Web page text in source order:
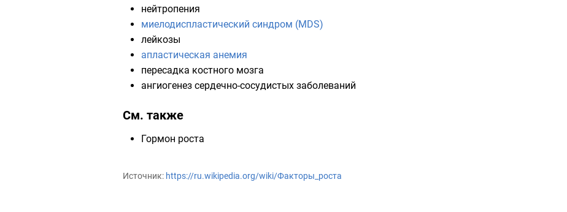
нейтропения
миелодиспластический синдром (MDS)
лейкозы
апластическая анемия
пересадка костного мозга
ангиогенез сердечно-сосудистых заболеваний
См. также
Гормон роста
Источник: https://ru.wikipedia.org/wiki/Факторы_роста